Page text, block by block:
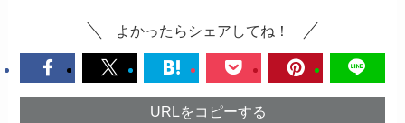
よかったらシェアしてね！
URLをコピーする